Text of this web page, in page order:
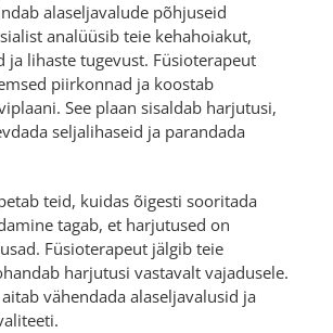
alaseljavalude põhjuseid
analüüsib teie kehahoiakut,
lihaste tugevust. Füsioterapeut
piirkonnad ja koostab
See plaan sisaldab harjutusi,
seljalihaseid ja parandada
teid, kuidas õigesti sooritada
tagab, et harjutused on
Füsioterapeut jälgib teie
harjutusi vastavalt vajadusele.
vähendada alaseljavalusid ja